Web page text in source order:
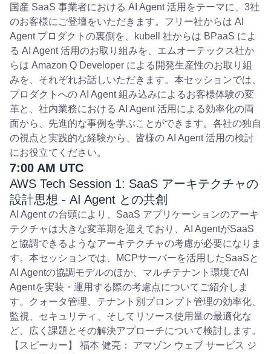
国産 SaaS 事業者における AI Agent 活用をテーマに、3社
のお客様にご登壇をいただきます。フリー社からは AI
Agent プロダクトの裏側を、kubell 社からは BPaaS によ
る AI Agent 活用のお取り組みを、エムオーテックス社か
らは Amazon Q Developer による開発生産性のお取り組
みを、それぞれお話しいただきます。本セッションでは、
プロダクトへの AI Agent 組み込みによるお客様体験の変
革と、社内業務における AI Agent 活用による効率化の両
面から、先進的な事例を学ぶことができます。各社の独自
の視点と実践的な経験から、皆様の AI Agent 活用の検討
にお役立てください。
7:00 AM UTC
AWS Tech Session 1: SaaS アーキテクチャの
設計思想 - AI Agent との共創
AI Agent の台頭により、SaaS アプリケーションのアーキ
テクチャは大きな変革期を迎えており、AI AgentがSaaS
と協調できるようなアーキテクチャの考慮が必要になりま
す。本セッションでは、MCPサーバーを活用したSaaSと
AI Agentの協調モデルのほか、マルチテナント環境でAI
Agentを実装・運用する際の考慮点についてご紹介しま
す。クォータ管理、テナント別プロンプト管理の効率化、
監視、セキュリティ、そしてリソース使用量の最適化な
ど、広く課題とその解決アプローチについて検討します。
【スピーカー】 福本 健亮： アマゾン ウェブ サービス ジ